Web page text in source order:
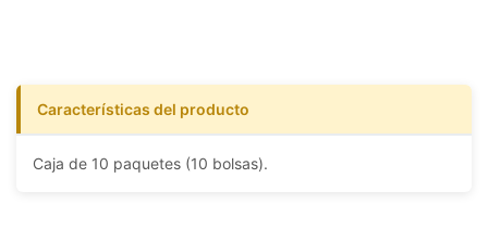
Características del producto
Caja de 10 paquetes (10 bolsas).